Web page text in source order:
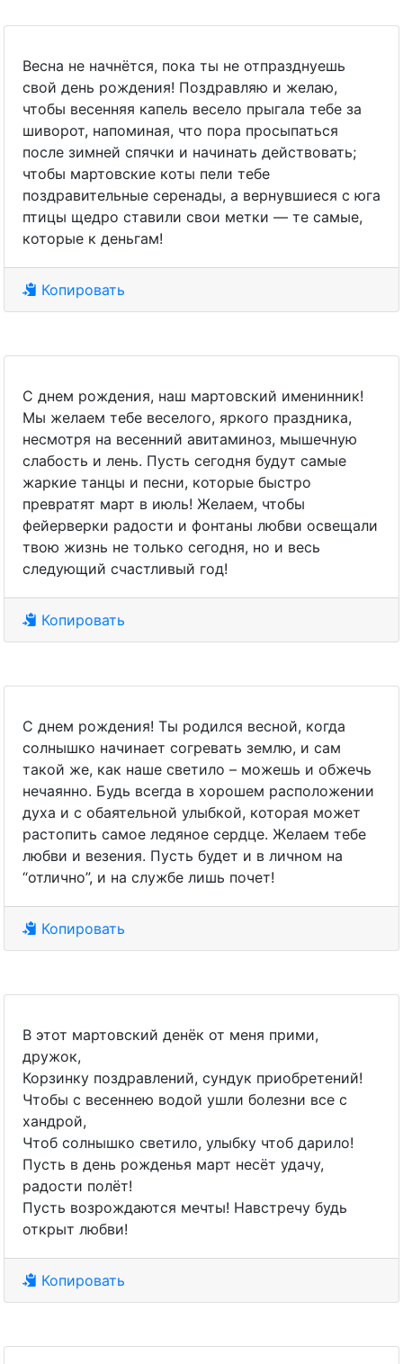
Весна не начнётся, пока ты не отпразднуешь
свой день рождения! Поздравляю и желаю,
чтобы весенняя капель весело прыгала тебе за
шиворот, напоминая, что пора просыпаться
после зимней спячки и начинать действовать;
чтобы мартовские коты пели тебе
поздравительные серенады, а вернувшиеся с юга
птицы щедро ставили свои метки — те самые,
которые к деньгам!
Копировать
С днем рождения, наш мартовский именинник!
Мы желаем тебе веселого, яркого праздника,
несмотря на весенний авитаминоз, мышечную
слабость и лень. Пусть сегодня будут самые
жаркие танцы и песни, которые быстро
превратят март в июль! Желаем, чтобы
фейерверки радости и фонтаны любви освещали
твою жизнь не только сегодня, но и весь
следующий счастливый год!
Копировать
С днем рождения! Ты родился весной, когда
солнышко начинает согревать землю, и сам
такой же, как наше светило – можешь и обжечь
нечаянно. Будь всегда в хорошем расположении
духа и с обаятельной улыбкой, которая может
растопить самое ледяное сердце. Желаем тебе
любви и везения. Пусть будет и в личном на
“отлично”, и на службе лишь почет!
Копировать
В этот мартовский денёк от меня прими,
дружок,
Корзинку поздравлений, сундук приобретений!
Чтобы с весеннею водой ушли болезни все с
хандрой,
Чтоб солнышко светило, улыбку чтоб дарило!
Пусть в день рожденья март несёт удачу,
радости полёт!
Пусть возрождаются мечты! Навстречу будь
открыт любви!
Копировать